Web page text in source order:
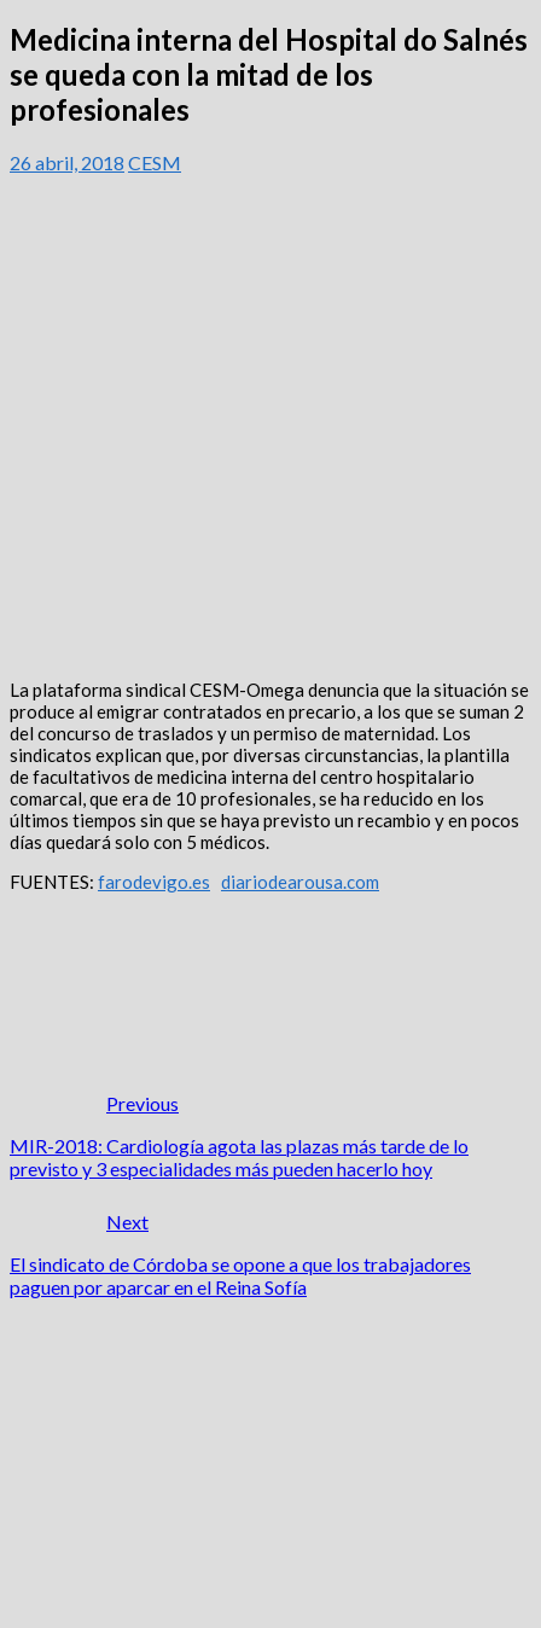
Medicina interna del Hospital do Salnés
se queda con la mitad de los
profesionales
26 abril, 2018 CESM
La plataforma sindical CESM-Omega denuncia que la situación se
produce al emigrar contratados en precario, a los que se suman 2
del concurso de traslados y un permiso de maternidad. Los
sindicatos explican que, por diversas circunstancias, la plantilla
de facultativos de medicina interna del centro hospitalario
comarcal, que era de 10 profesionales, se ha reducido en los
últimos tiempos sin que se haya previsto un recambio y en pocos
días quedará solo con 5 médicos.
FUENTES: farodevigo.es diariodearousa.com
Previous
MIR-2018: Cardiología agota las plazas más tarde de lo
previsto y 3 especialidades más pueden hacerlo hoy
Next
El sindicato de Córdoba se opone a que los trabajadores
paguen por aparcar en el Reina Sofía